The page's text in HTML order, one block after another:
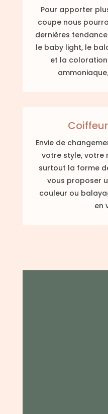
Pour apporter
coupe nous
dernières
le baby light, le
et la
Envie de
votre style, votre
surtout la forme
vous proposer
couleur ou
en